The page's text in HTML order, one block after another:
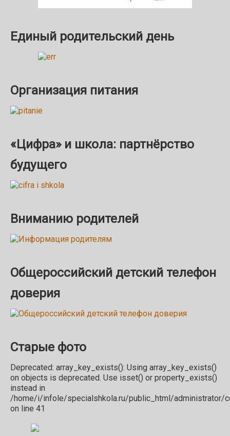
Единый родительский день
Организация питания
«Цифра» и школа: партнёрство
будущего
Вниманию родителей
Общероссийский детский телефон
доверия
Старые фото
Deprecated: array_key_exists(): Using array_key_exists()
on objects is deprecated. Use isset() or property_exists()
instead in
/home/i/infole/specialshkola.ru/public_html/
on line 41